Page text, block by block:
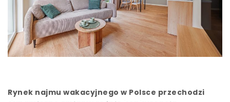
Rynek najmu wakacyjnego w Polsce przechodzi